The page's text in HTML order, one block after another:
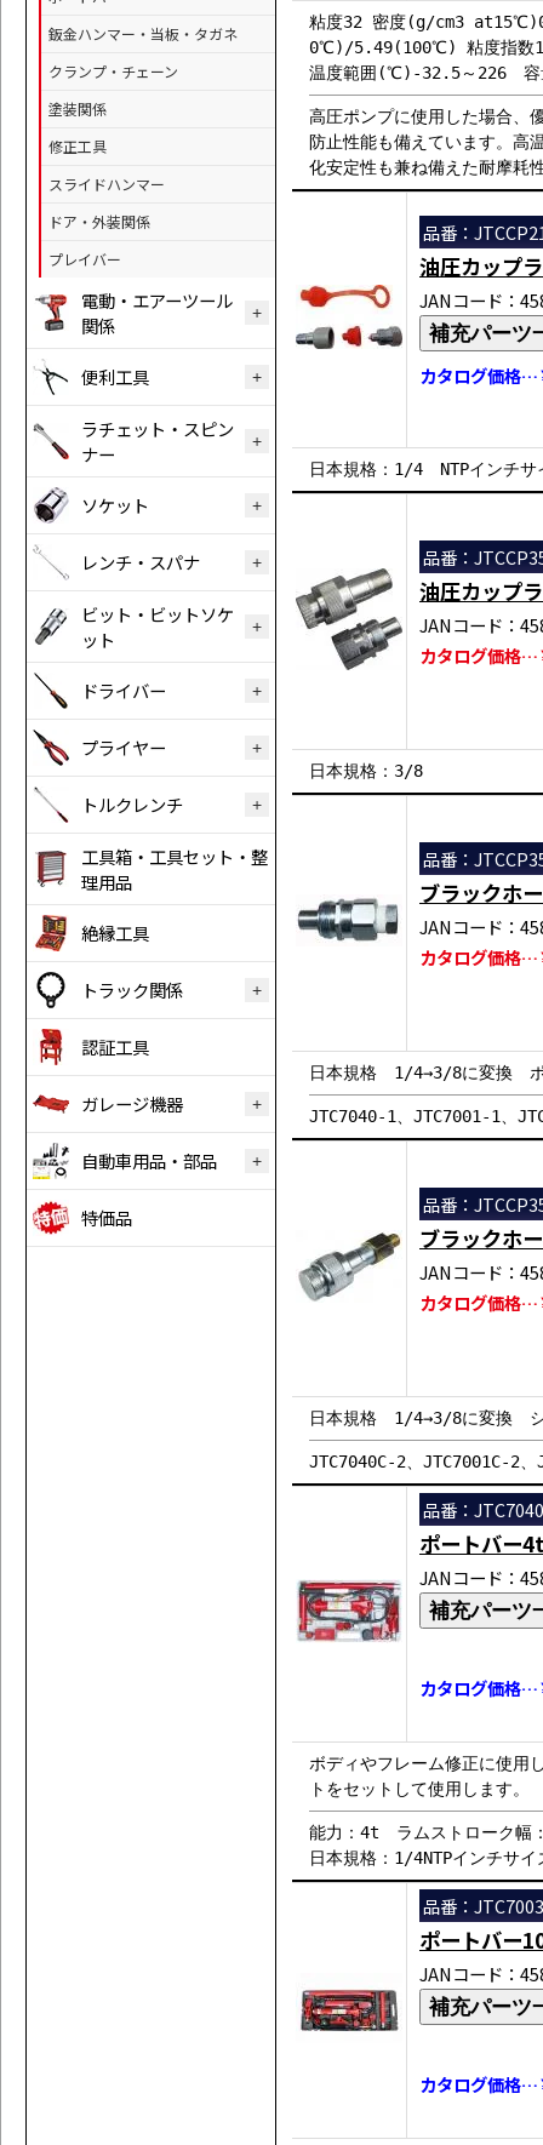
鈑金ハンマー・当板・タガネ
クランプ・チェーン
塗装関係
修正工具
スライドハンマー
ドア・外装関係
プレイバー
電動・エアーツール
関係
便利工具
ラチェット・スピン
ナー
ソケット
レンチ・スパナ
ビット・ビットソケ
ット
ドライバー
プライヤー
トルクレンチ
工具箱・工具セット・整
理用品
絶縁工具
トラック関係
認証工具
ガレージ機器
自動車用品・部品
特価品
粘度32 密度(g/cm3
0℃)/5.49(100℃) 粘度指数
温度範囲(℃)-32.5～226 容
高圧ポンプに使用した場合、
防止性能も備えています。高
化安定性も兼ね備えた耐摩耗
品番：
油圧カッ
JANコード：
補充パーツ
カタログ価格
日本規格：1/4 NTPインチサ
品番：
油圧カッ
JANコード：
カタログ価格
日本規格：3/8
品番：
ブラックホ
JANコード：
カタログ価格
日本規格 1/4→3/8に変換
JTC7040-1、JTC7001-1、
品番：
ブラックホ
JANコード：
カタログ価格
日本規格 1/4→3/8に変換 シ
JTC7040C-2、JTC7001C-2、
品番：
ポートバー4t
JANコード：
補充パーツ
カタログ価格
ボディやフレーム修正に使用
トをセットして使用します。
能力：4t ラムストローク幅
日本規格：1/4NTPインチサ
品番：
ポートバー
JANコード：
補充パーツ
カタログ価格